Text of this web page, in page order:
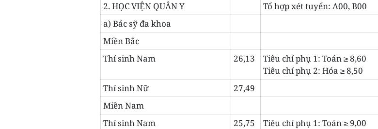
2. HỌC VIỆN QUÂN Y
Tổ hợp xét tuyển: A00, B00
a) Bác sỹ đa khoa
Miền Bắc
Thí sinh Nam
26,13
Tiêu chí phụ 1: Toán ≥ 8,60
Tiêu chí phụ 2: Hóa ≥ 8,50
Thí sinh Nữ
27,49
Miền Nam
Thí sinh Nam
25,75
Tiêu chí phụ 1: Toán ≥ 9,00